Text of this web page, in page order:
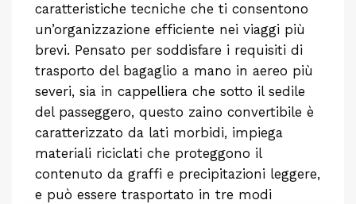
caratteristiche tecniche che ti consentono
un’organizzazione efficiente nei viaggi più
brevi. Pensato per soddisfare i requisiti di
trasporto del bagaglio a mano in aereo più
severi, sia in cappelliera che sotto il sedile
del passeggero, questo zaino convertibile è
caratterizzato da lati morbidi, impiega
materiali riciclati che proteggono il
contenuto da graffi e precipitazioni leggere,
e può essere trasportato in tre modi